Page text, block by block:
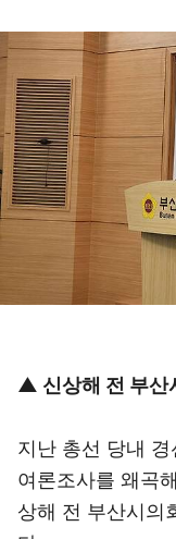
▲ 신상해 전 부산
지난 총선 당내
여론조사를 왜곡
상해 전 부산시의